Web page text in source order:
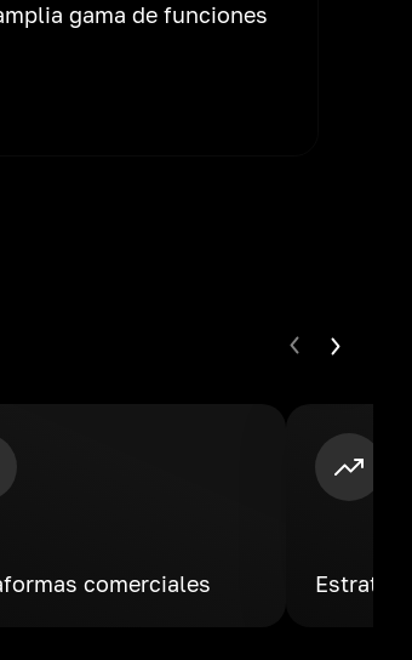
gama de funciones
comerciales